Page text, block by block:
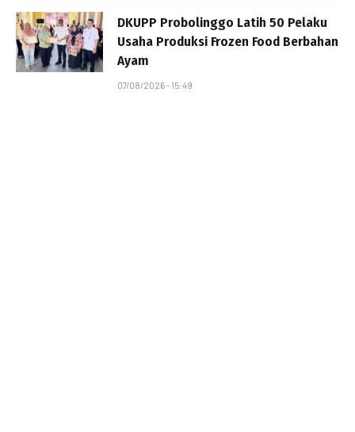
DKUPP Probolinggo Latih 50 Pelaku
Usaha Produksi Frozen Food Berbahan
Ayam
07/08/2026 - 15:49